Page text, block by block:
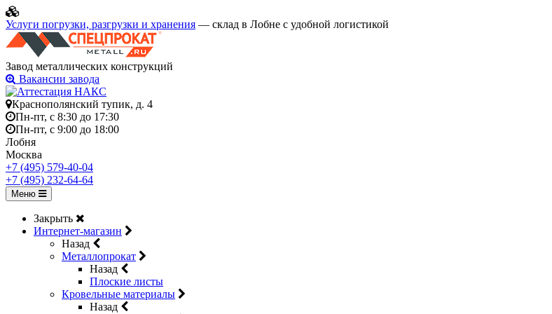
Услуги погрузки, разгрузки и хранения — склад в Лобне с удобной логистикой
Завод металлических конструкций
Вакансии завода
Краснополянский тупик, д. 4
Пн-пт, с 8:30 до 17:30
Пн-пт, с 9:00 до 18:00
Лобня
Москва
+7 (495) 579-40-04
+7 (495) 232-64-64
Меню
Закрыть
Интернет-магазин
Назад
Металлопрокат
Назад
Плоские листы
Кровельные материалы
Назад